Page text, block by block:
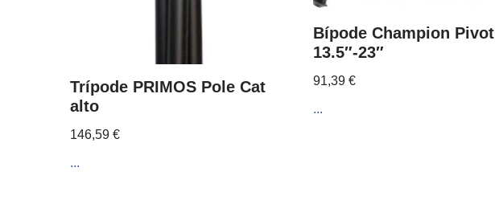
Trípode PRIMOS Pole Cat
alto
146,59 €
...
Bípode Champion Pivot
13.5″-23″
91,39€
...